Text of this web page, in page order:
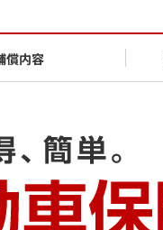
償内容